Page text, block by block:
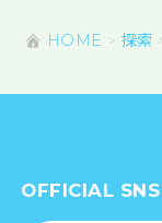
HOME 探索
OFFICIAL SNS